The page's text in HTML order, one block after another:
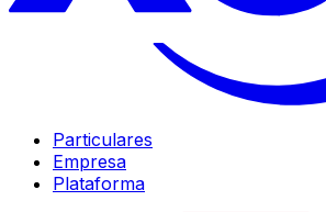
Particulares
Empresa
Plataforma